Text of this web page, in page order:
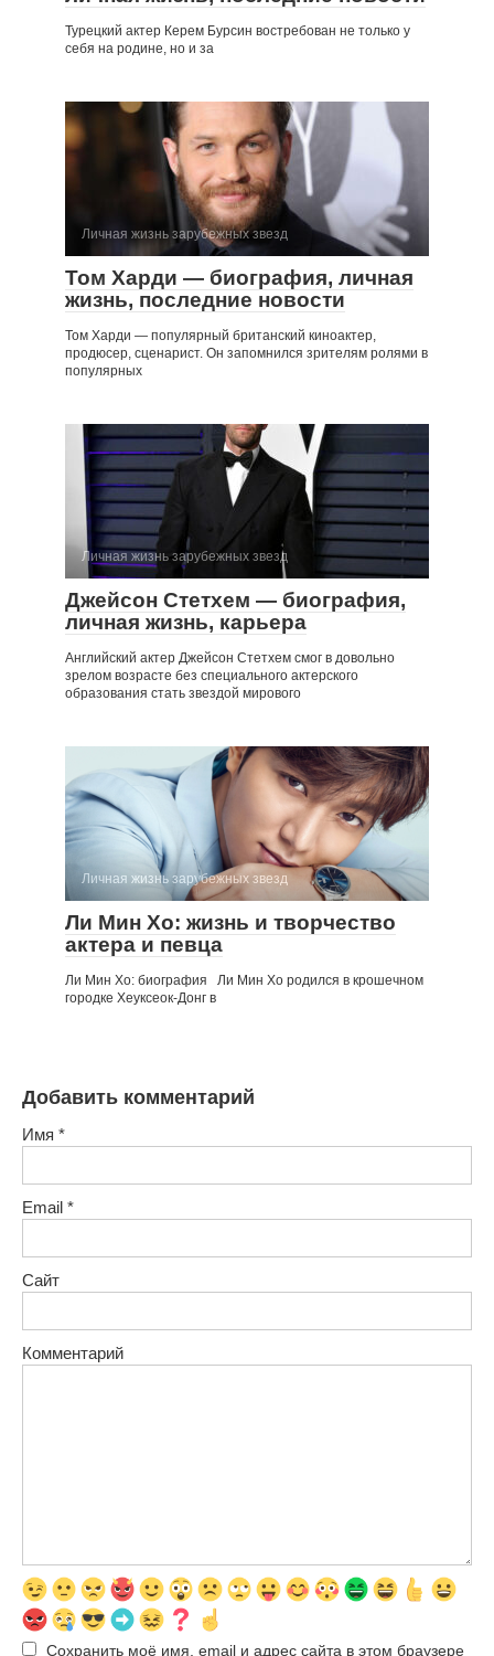
Турецкий актер Керем Бурсин востребован не только у
себя на родине, но и за
Личная жизнь зарубежных звезд
Том Харди — биография, личная
жизнь, последние новости
Том Харди — популярный британский киноактер,
продюсер, сценарист. Он запомнился зрителям ролями в
популярных
Личная жизнь зарубежных звезд
Джейсон Стетхем — биография,
личная жизнь, карьера
Английский актер Джейсон Стетхем смог в довольно
зрелом возрасте без специального актерского
образования стать звездой мирового
Личная жизнь зарубежных звезд
Ли Мин Хо: жизнь и творчество
актера и певца
Ли Мин Хо: биография Ли Мин Хо родился в крошечном
городке Хеуксеок-Донг в
Добавить комментарий
Имя *
Email *
Сайт
Комментарий
Сохранить моё имя, email и адрес сайта в этом браузере